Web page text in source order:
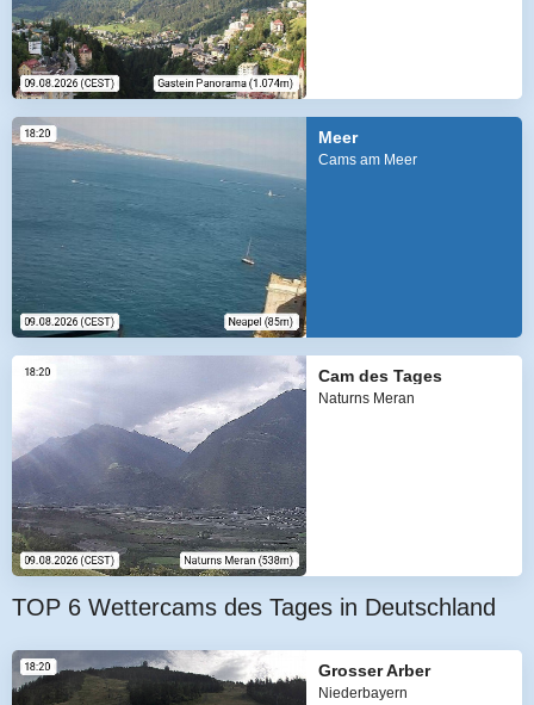
Meer
Cams am Meer
Cam des Tages
Naturns Meran
TOP 6 Wettercams des Tages in Deutschland
Grosser Arber
Niederbayern